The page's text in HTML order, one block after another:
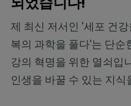
제 최신 저서인 ‘세포 건
복의 과학을 풀다’는 단
강의 혁명을 위한 열쇠입
인생을 바꿀 수 있는 지식